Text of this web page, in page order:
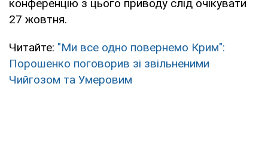
конференцію з цього приводу слід очікувати
27 жовтня.
Читайте: "Ми все одно повернемо Крим":
Порошенко поговорив зі звільненими
Чийгозом та Умеровим